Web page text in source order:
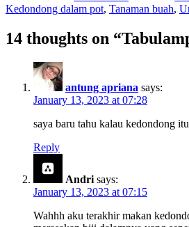
Kedondong dalam pot, Tanaman buah,
14 thoughts on
antung apriana says:
January 13, 2023 at 07:28
saya baru tahu kalau kedondong
Reply
Andri says:
January 13, 2023 at 07:15
Wahhh aku terakhir makan